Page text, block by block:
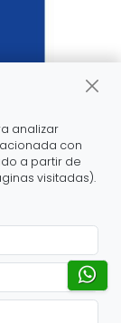
el proyecto
e
en
analizar
con
a partir de
visitadas).